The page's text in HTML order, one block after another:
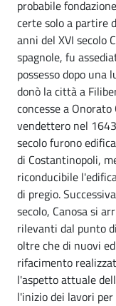
probabile
certe solo a partire
anni del XVI secolo
spagnole, fu
possesso dopo una
donò la città a
concesse a
vendettero nel
secolo furono
di Costantinopoli,
riconducibile
di pregio.
secolo, Canosa si
rilevanti dal punto
oltre che di nuovi
rifacimento
l'aspetto attuale
l'inizio dei lavori